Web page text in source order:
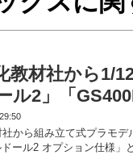
教材社から1/
ル2」「
から組み立て式プラモ
ール2 オプション仕様」